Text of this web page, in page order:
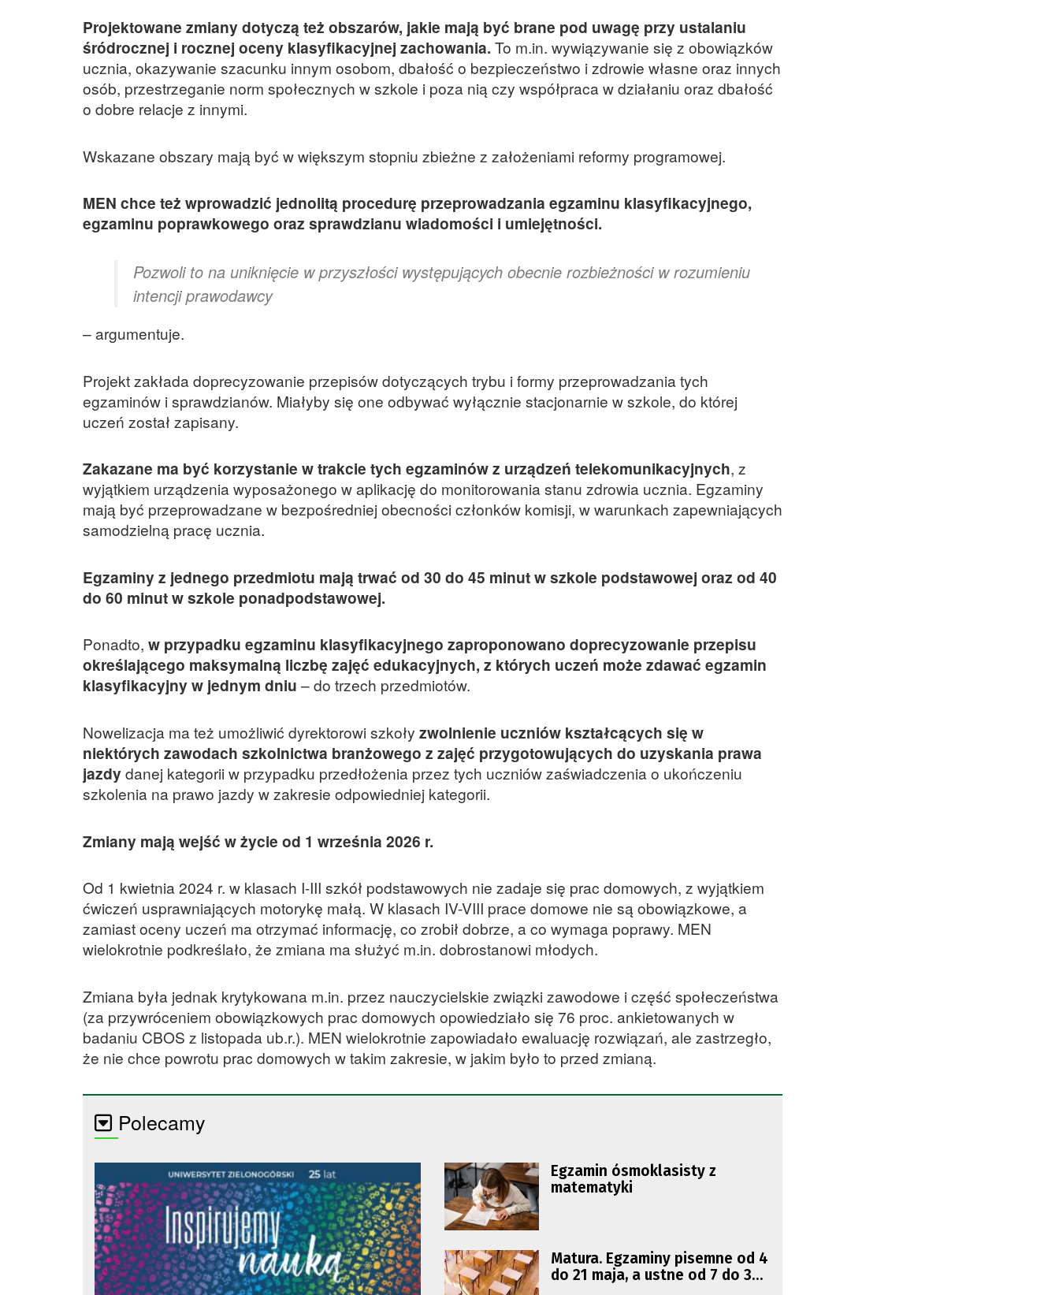
Projektowane zmiany dotyczą też obszarów, jakie mają być brane pod uwagę przy ustalaniu
śródrocznej i rocznej oceny klasyfikacyjnej zachowania. To m.in. wywiązywanie się z obowiązków
ucznia, okazywanie szacunku innym osobom, dbałość o bezpieczeństwo i zdrowie własne oraz innych
osób, przestrzeganie norm społecznych w szkole i poza nią czy współpraca w działaniu oraz dbałość
o dobre relacje z innymi.
Wskazane obszary mają być w większym stopniu zbieżne z założeniami reformy programowej.
MEN chce też wprowadzić jednolitą procedurę przeprowadzania egzaminu klasyfikacyjnego,
egzaminu poprawkowego oraz sprawdzianu wiadomości i umiejętności.
Pozwoli to na uniknięcie w przyszłości występujących obecnie rozbieżności w rozumieniu
intencji prawodawcy
– argumentuje.
Projekt zakłada doprecyzowanie przepisów dotyczących trybu i formy przeprowadzania tych
egzaminów i sprawdzianów. Miałyby się one odbywać wyłącznie stacjonarnie w szkole, do której
uczeń został zapisany.
Zakazane ma być korzystanie w trakcie tych egzaminów z urządzeń telekomunikacyjnych, z
wyjątkiem urządzenia wyposażonego w aplikację do monitorowania stanu zdrowia ucznia. Egzaminy
mają być przeprowadzane w bezpośredniej obecności członków komisji, w warunkach zapewniających
samodzielną pracę ucznia.
Egzaminy z jednego przedmiotu mają trwać od 30 do 45 minut w szkole podstawowej oraz od 40
do 60 minut w szkole ponadpodstawowej.
Ponadto, w przypadku egzaminu klasyfikacyjnego zaproponowano doprecyzowanie przepisu
określającego maksymalną liczbę zajęć edukacyjnych, z których uczeń może zdawać egzamin
klasyfikacyjny w jednym dniu – do trzech przedmiotów.
Nowelizacja ma też umożliwić dyrektorowi szkoły zwolnienie uczniów kształcących się w
niektórych zawodach szkolnictwa branżowego z zajęć przygotowujących do uzyskania prawa
jazdydanej kategorii w przypadku przedłożenia przez tych uczniów zaświadczenia o ukończeniu
szkolenia na prawo jazdy w zakresie odpowiedniej kategorii.
Zmiany mają wejść w życie od 1 września 2026 r.
Od 1 kwietnia 2024 r. w klasach I-III szkół podstawowych nie zadaje się prac domowych, z wyjątkiem
ćwiczeń usprawniających motorykę małą. W klasach IV-VIII prace domowe nie są obowiązkowe, a
zamiast oceny uczeń ma otrzymać informację, co zrobił dobrze, a co wymaga poprawy. MEN
wielokrotnie podkreślało, że zmiana ma służyć m.in. dobrostanowi młodych.
Zmiana była jednak krytykowana m.in. przez nauczycielskie związki zawodowe i część społeczeństwa
(za przywróceniem obowiązkowych prac domowych opowiedziało się 76 proc. ankietowanych w
badaniu CBOS z listopada ub.r.). MEN wielokrotnie zapowiadało ewaluację rozwiązań, ale zastrzegło,
że nie chce powrotu prac domowych w takim zakresie, w jakim było to przed zmianą.
Polecamy
Egzamin ósmoklasisty z
matematyki
Matura. Egzaminy pisemne od 4
do 21 maja, a ustne od 7 do 30